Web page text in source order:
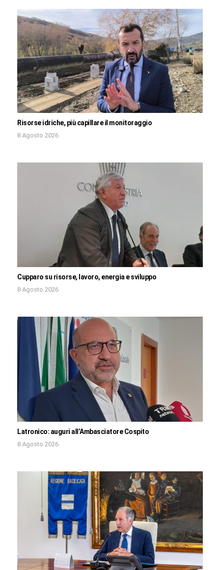
Risorse idriche, più capillare il monitoraggio
8 Agosto 2026
Cupparo su risorse, lavoro, energia e sviluppo
8 Agosto 2026
Latronico: auguri all’Ambasciatore Cospito
8 Agosto 2026